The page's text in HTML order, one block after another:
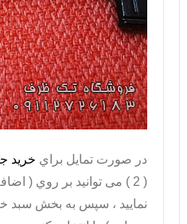
در صورت تمايل براي خريد
( 2 ) می توانيد بر روي (
نماييد ، سپس به بخش سبد